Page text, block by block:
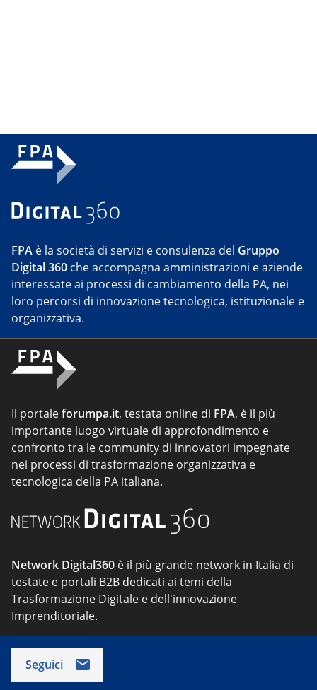
FPA è la società di servizi e consulenza del Gruppo
Digital 360 che accompagna amministrazioni e aziende
interessate ai processi di cambiamento della PA, nei
loro percorsi di innovazione tecnologica, istituzionale e
organizzativa.
Il portaleforumpa.it, testata online di FPA, è il più
importante luogo virtuale di approfondimento e
confronto tra le community di innovatori impegnate
nei processi di trasformazione organizzativa e
tecnologica della PA italiana.
Network Digital360 è il più grande network in Italia di
testate e portali B2B dedicati ai temi della
Trasformazione Digitale e dell'innovazione
Imprenditoriale.
Seguici